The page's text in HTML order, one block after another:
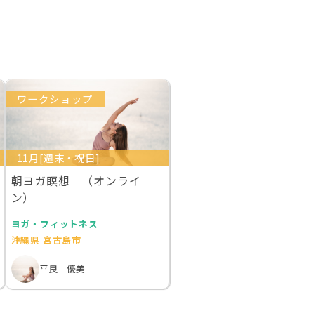
ワークショップ
11月[週末・祝日]
朝ヨガ瞑想 （オンライ
ン）
ヨガ・フィットネス
沖縄県 宮古島市
平良 優美